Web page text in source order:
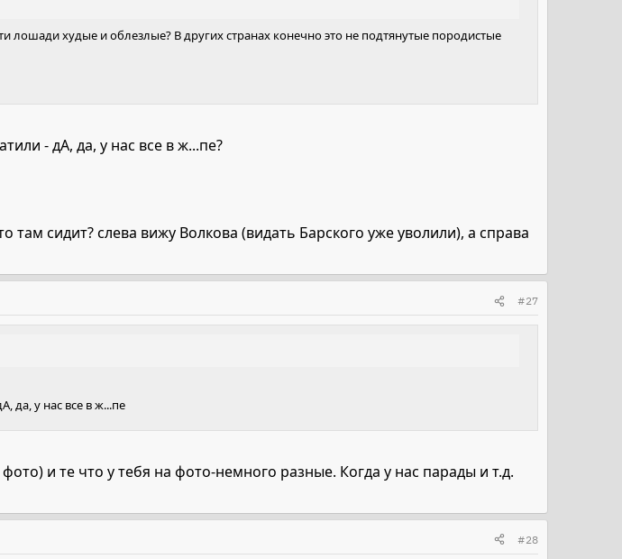
лошади худые и облезлые? В других странах конечно это не подтянутые породистые
- дА, да, у нас все в ж...пе?
там сидит? слева вижу Волкова (видать Барского уже уволили), а справа
#27
да, у нас все в ж...пе
и те что у тебя на фото-немного разные. Когда у нас парады и т.д.
#28